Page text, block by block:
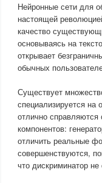
Нейронные сети для
настоящей
качество
основываясь на
открывает
обычных
Существует
специализируется на
отлично
компонентов:
отличить реальные
совершенствуются,
что дискриминатор